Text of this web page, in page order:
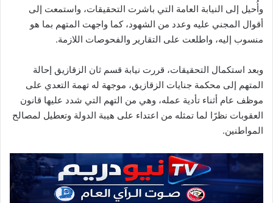
وأُحيل إلى النيابة العامة التي باشرت التحقيقات، واستمعت إلى
أقوال المجني عليه وعدد من الشهود، كما واجهت المتهم بما هو
منسوب إليه، واطلعت على التقارير والفحوصات اللازمة.
وبعد استكمال التحقيقات، قررت نيابة قسم ثان الزقازيق إحالة
المتهم إلى محكمة جنايات الزقازيق، موجهة له تهمة التعدي على
موظف عام أثناء تأدية عمله، وهي من التهم التي شدد عليها قانون
العقوبات نظرًا لما تمثله من اعتداء على هيبة الدولة وتعطيل لمصالح
المواطنين.